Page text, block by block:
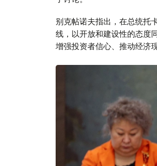
别克帖诺夫指出，在总统托
线，以开放和建设性的态度
增强投资者信心、推动经济